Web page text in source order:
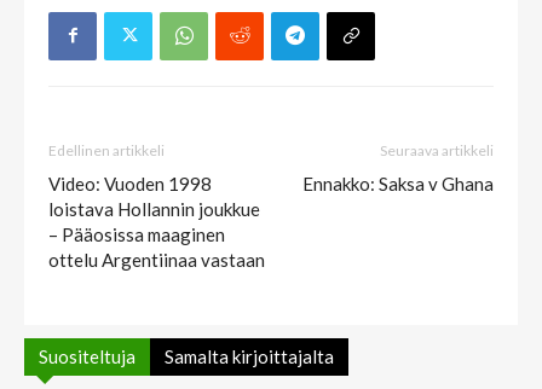
Edellinen artikkeli
Video: Vuoden 1998
loistava Hollannin joukkue
– Pääosissa maaginen
ottelu Argentiinaa vastaan
Seuraava artikkeli
Ennakko: Saksa v Ghana
Suositeltuja Samalta kirjoittajalta